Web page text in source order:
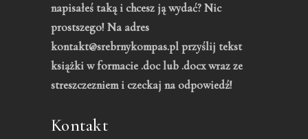
napisałeś taką i chcesz ją wydać? Nic
prostszego! Na adres
kontakt@srebrnykompas.pl przyślij tekst
książki w formacie .doc lub .docx wraz ze
streszczezniem i czeckaj na odpowiedź!
Kontakt